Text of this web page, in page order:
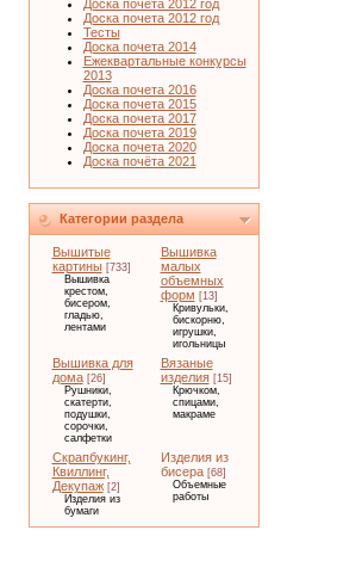
Доска почета 2012 год
Доска почета 2012 год
Тесты
Доска почета 2014
Ежеквартальные конкурсы
2013
Доска почета 2016
Доска почета 2015
Доска почета 2017
Доска почета 2019
Доска почета 2020
Доска почёта 2021
Категории раздела
Вышитые
картины [733]
Вышивка
крестом,
бисером,
гладью,
лентами
Вышивка
малых
объемных
форм [13]
Кривульки,
бискорню,
игрушки,
игольницы
Вышивка для
дома [26]
Рушники,
скатерти,
подушки,
сорочки,
салфетки
Вязаные
изделия [15]
Крючком,
спицами,
макраме
Скрапбукинг,
Квиллинг,
Декупаж [2]
Изделия из
бумаги
Изделия из
бисера [68]
Объемные
работы